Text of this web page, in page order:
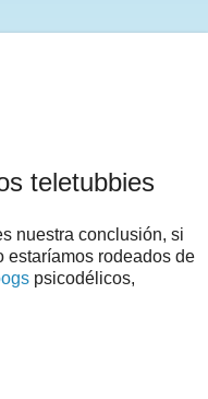
teletubbies
nuestra conclusión, si
estaríamos rodeados de
psicodélicos,